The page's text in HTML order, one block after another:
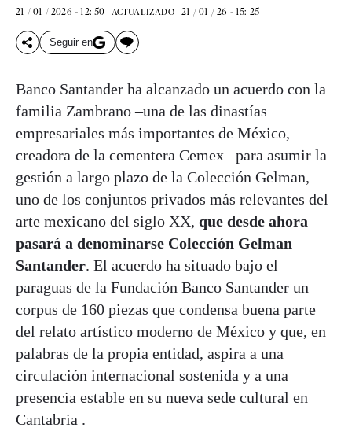
21 / 01 / 2026 - 12: 50 ACTUALIZADO 21 / 01 / 26 - 15: 25
Seguir en
Banco Santander ha alcanzado un acuerdo con la
familia Zambrano –una de las dinastías
empresariales más importantes de México,
creadora de la cementera Cemex– para asumir la
gestión a largo plazo de la Colección Gelman,
uno de los conjuntos privados más relevantes del
arte mexicano del siglo XX, que desde ahora
pasará a denominarse Colección Gelman
Santander. El acuerdo ha situado bajo el
paraguas de la Fundación Banco Santander un
corpus de 160 piezas que condensa buena parte
del relato artístico moderno de México y que, en
palabras de la propia entidad, aspira a una
circulación internacional sostenida y a una
presencia estable en su nueva sede cultural en
Cantabria .